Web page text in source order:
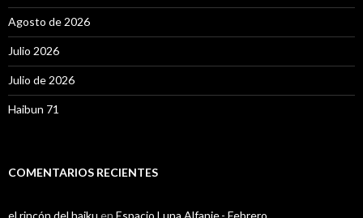
Agosto de 2026
Julio 2026
Julio de 2026
Haibun 71
COMENTARIOS RECIENTES
el rincón del haiku en Espacio Luna Alfanje.- Febrero